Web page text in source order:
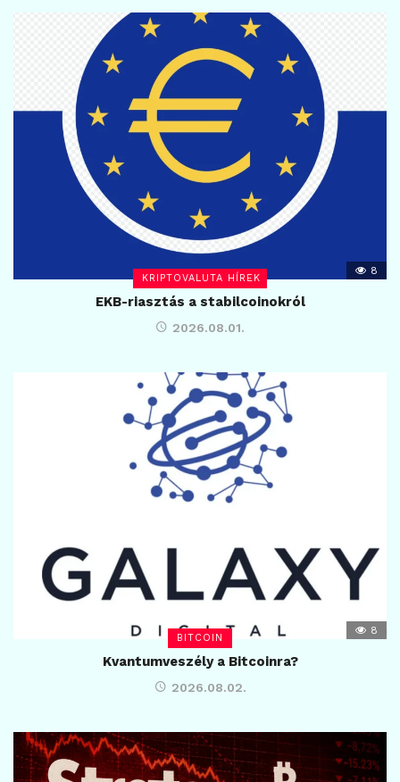
KRIPTOVALUTA HÍREK
8
EKB-riasztás a stabilcoinokról
2026.08.01.
BITCOIN
8
Kvantumveszély a Bitcoinra?
2026.08.02.